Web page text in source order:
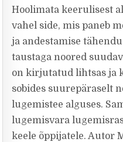
Hoolimata keerulisest
vahel side, mis paneb
ja andestamise
taustaga noored
on kirjutatud lihtsas ja
sobides suurepäraselt
lugemistee alguses.
lugemisvara
keele õppijatele. Autor